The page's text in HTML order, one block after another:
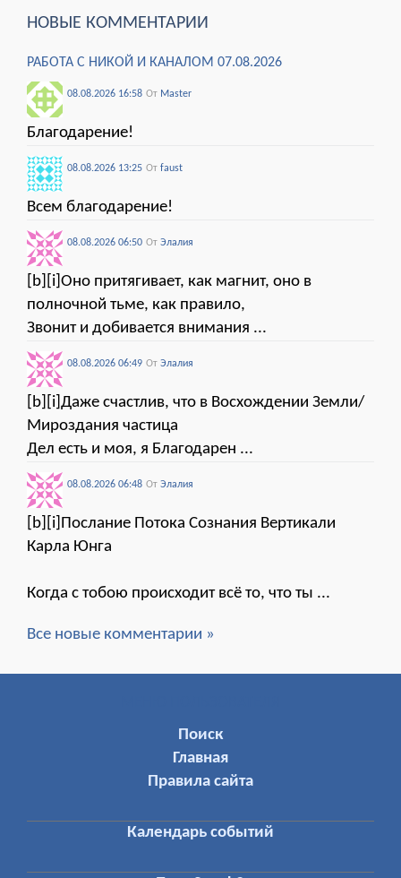
НОВЫЕ КОММЕНТАРИИ
РАБОТА С НИКОЙ И КАНАЛОМ 07.08.2026
08.08.2026 16:58 От Мaster
Благодарение!
08.08.2026 13:25 От faust
Всем благодарение!
08.08.2026 06:50 От Элалия
[b][i]Оно притягивает, как магнит, оно в
полночной тьме, как правило,
Звонит и добивается внимания ...
08.08.2026 06:49 От Элалия
[b][i]Даже счастлив, что в Восхождении Земли/
Мироздания частица
Дел есть и моя, я Благодарен ...
08.08.2026 06:48 От Элалия
[b][i]Послание Потока Сознания Вертикали
Карла Юнга
Когда с тобою происходит всё то, что ты ...
Все новые комментарии »
Поиск
Главная
Правила сайта
Календарь событий